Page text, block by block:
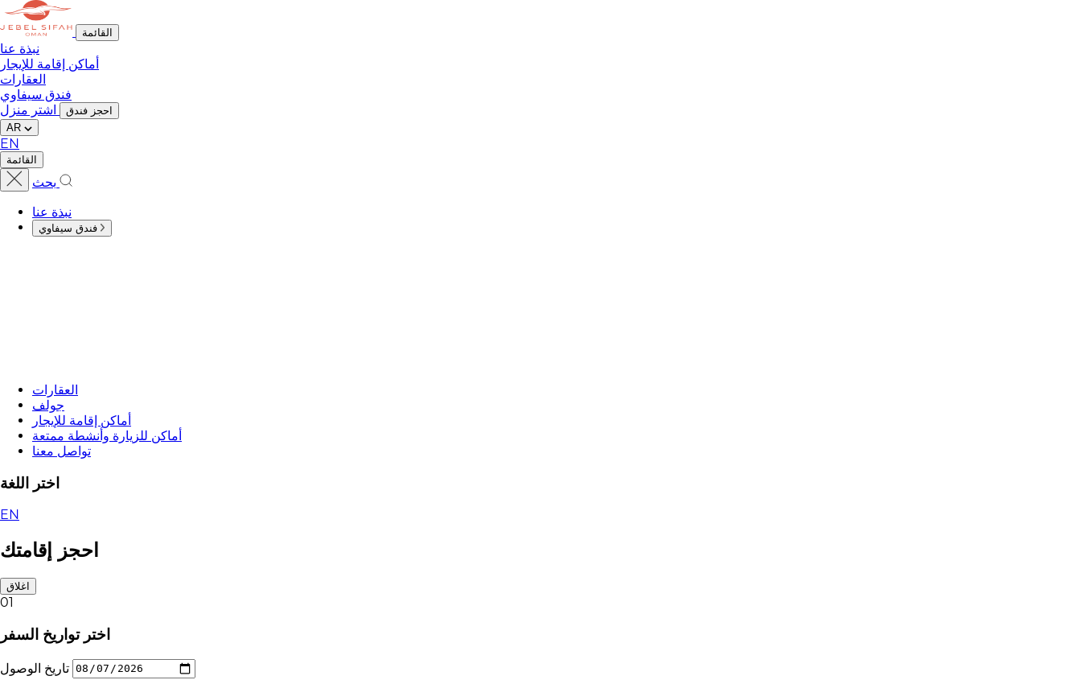
القائمة
نبذة عنا
أماكن إقامة للإيجار
العقارات
فندق سيفاوي
احجز فندق
AR
EN
القائمة
بحث
نبذة عنا
العقارات
جولف
أماكن إقامة للإيجار
أماكن للزيارة وأنشطة ممتعة
تواصل معنا
اختر اللغة
EN
احجز إقامتك
اغلاق
01
اختر تواريخ السفر